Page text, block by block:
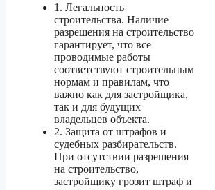
1. Легальность
строительства. Наличие
разрешения на строительство
гарантирует, что все
проводимые работы
соответствуют строительным
нормам и правилам, что
важно как для застройщика,
так и для будущих
владельцев объекта.
2. Защита от штрафов и
судебных разбирательств.
При отсутствии разрешения
на строительство,
застройщику грозит штраф и